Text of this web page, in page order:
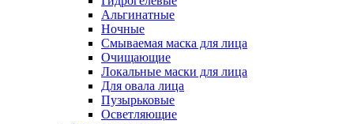
Альгинатные
Ночные
Смываемая маска для лица
Очищающие
Локальные маски для лица
Для овала лица
Пузырьковые
Осветляющие